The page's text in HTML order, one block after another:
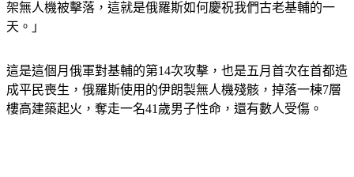
架無人機被擊落，這就是俄羅斯如何慶祝我們古老基輔的一
天。」
這是這個月俄軍對基輔的第14次攻擊，也是五月首次在首都造
成平民喪生，俄羅斯使用的伊朗製無人機殘骸，掉落一棟7層
樓高建築起火，奪走一名41歲男子性命，還有數人受傷。